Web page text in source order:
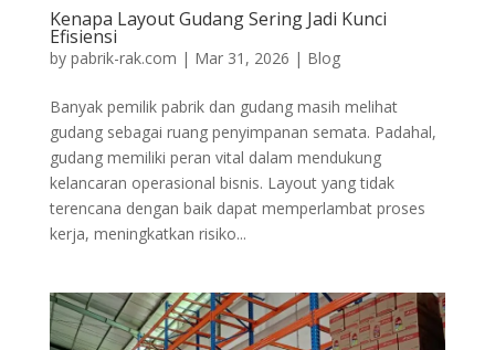
Kenapa Layout Gudang Sering Jadi Kunci
Efisiensi
by pabrik-rak.com | Mar 31, 2026 | Blog
Banyak pemilik pabrik dan gudang masih melihat
gudang sebagai ruang penyimpanan semata. Padahal,
gudang memiliki peran vital dalam mendukung
kelancaran operasional bisnis. Layout yang tidak
terencana dengan baik dapat memperlambat proses
kerja, meningkatkan risiko...